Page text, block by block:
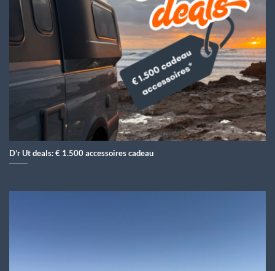
D’r Ut deals: € 1.500 accessoires cadeau